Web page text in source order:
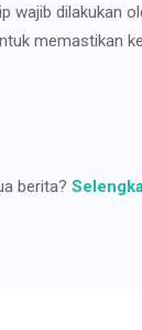
wajib dilakukan
memastikan
berita?